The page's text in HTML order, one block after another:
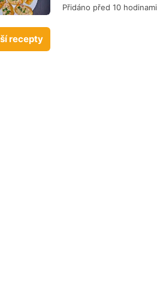
Přidáno před 10 hodinami
recepty